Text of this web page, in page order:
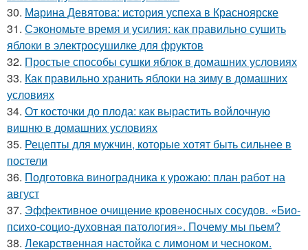
30. Марина Девятова: история успеха в Красноярске
31. Сэкономьте время и усилия: как правильно сушить
яблоки в электросушилке для фруктов
32. Простые способы сушки яблок в домашних условиях
33. Как правильно хранить яблоки на зиму в домашних
условиях
34. От косточки до плода: как вырастить войлочную
вишню в домашних условиях
35. Рецепты для мужчин, которые хотят быть сильнее в
постели
36. Подготовка виноградника к урожаю: план работ на
август
37. Эффективное очищение кровеносных сосудов. «Био-
психо-социо-духовная патология». Почему мы пьем?
38. Лекарственная настойка с лимоном и чесноком.